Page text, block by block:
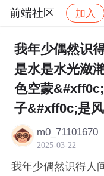
前端社区 加入
社区 前端社区
我年少偶然识
是水是水光潋
色空蒙
子&#xff0c;是风
m0_71101670
2025-03-22
我年少偶然识得人